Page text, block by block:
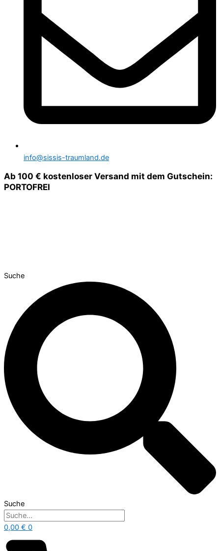
info@sissis-traumland.de
Ab 100 € kostenloser Versand mit dem Gutschein:
PORTOFREI
Suche
Suche
0,00 € 0